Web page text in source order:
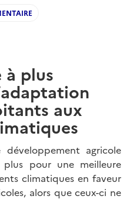
à plus
aux
agricole
pour une meilleure
climatiques en faveur
alors que ceux-ci ne